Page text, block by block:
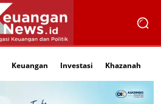
Keuangan Investasi Khazanah